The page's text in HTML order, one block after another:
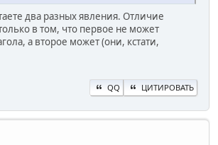
два разных явления. Отличие
в том, что первое не может
а второе может (они, кстати,
QQ ЦИТИРОВАТЬ